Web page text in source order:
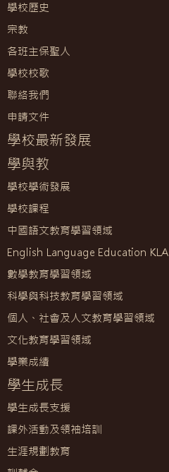
學校歷史
宗教
各班主保聖人
學校校歌
聯絡我們
申請文件
學校最新發展
學與教
學校學術發展
學校課程
中國語文教育學習領域
English Language Education KLA
數學教育學習領域
科學與科技教育學習領域
個人、社會及人文教育學習領域
文化教育學習領域
學業成績
學生成長
學生成長支援
課外活動及領袖培訓
生涯規劃教育